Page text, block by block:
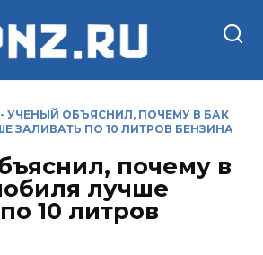
- УЧЕНЫЙ ОБЪЯСНИЛ, ПОЧЕМУ В БАК
ЗАЛИВАТЬ ПО 10 ЛИТРОВ БЕНЗИНА
почему в
лучше
10 литров